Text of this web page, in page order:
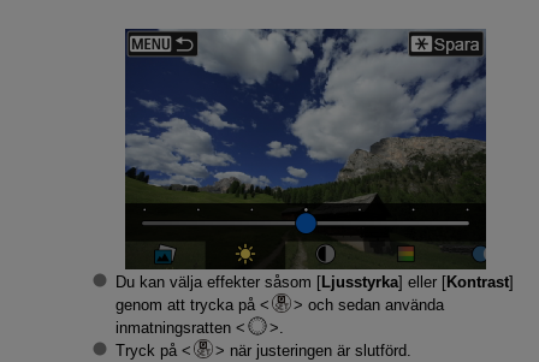
Du kan välja effekter såsom [Ljusstyrka] eller [Kontrast]
genom att trycka på
och sedan använda
inmatningsratten
.
Tryck på
när justeringen är slutförd.